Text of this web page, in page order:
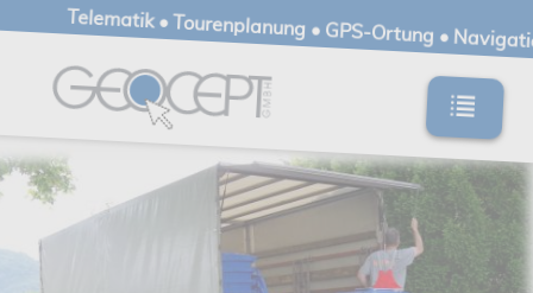
Telematik • Tourenplanung • GPS-Ortung •